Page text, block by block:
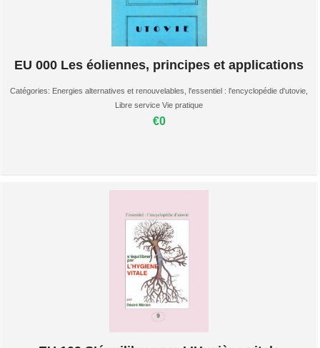
EU 000 Les éoliennes, principes et applications
Catégories: Energies alternatives et renouvelables l'essentiel : l'encyclopédie d'utovie
Libre service Vie pratique
€0